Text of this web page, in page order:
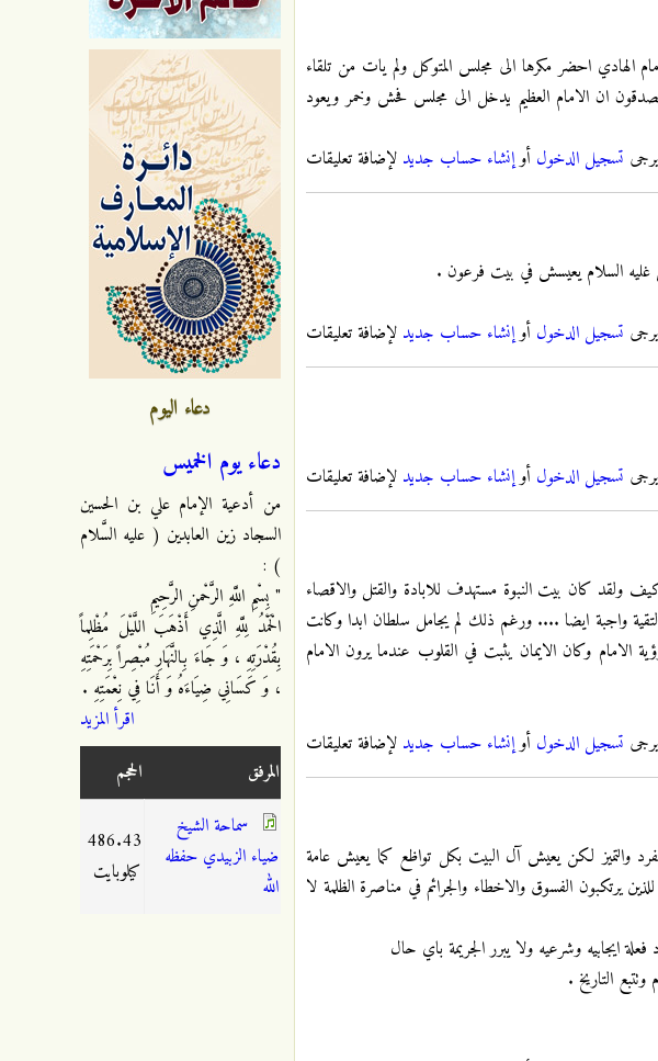
الهادي احضر مكرها الى مجلس المتوكل ولم يات من تلقاء
ان الامام العظيم يدخل الى مجلس فحش وخمر ويعود
يرجى تسجيل الدخول أوإنشاء حساب جديد لإضافة تعليقات
غليه السلام يعيسش في بيت فرعون .
يرجى تسجيل الدخول أوإنشاء حساب جديد لإضافة تعليقات
يرجى تسجيل الدخول أوإنشاء حساب جديد لإضافة تعليقات
ولقد كان بيت النبوة مستهدف للابادة والقتل والاقصاء
واجبة ايضا .... ورغم ذلك لم يجامل سلطان ابدا وكانت
الامام وكان الايمان يثبت في القلوب عندما يرون الامام
يرجى تسجيل الدخول أوإنشاء حساب جديد لإضافة تعليقات
والتميز لكن يعيش آل البيت بكل تواظع كما يعيش عامة
يرتكبون الفسوق والاخطاء والجرائم في مناصرة الظلمة لا
ايجابيه وشرعيه ولا يبرر الجريمة باي حال
التاريخ .
دعاء اليوم
دعاء يوم الخميس
من أدعية الإمام علي بن الحسين
السجاد زين العابدين ( عليه السَّلام
) :
" بِسْمِ اللَّهِ الرَّحْمنِ الرَّحِيمِ
الْحَمْدُ لِلَّهِ الَّذِي أَذْهَبَ اللَّيْلَ مُظْلِماً
بِقُدْرَتِهِ ، وَ جَاءَ بِالنَّهَارِ مُبْصِراً بِرَحْمَتِهِ
، وَ كَسَانِي ضِيَاءَهُ وَ أَنَا فِي نِعْمَتِهِ .
اقرأ المزيد
المرفق
الحجم
سماحة الشيخ
ضياء الزبيدي حفظه
الله
486.43
كيلوبايت